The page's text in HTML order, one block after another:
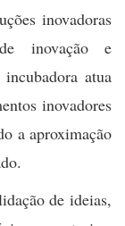
inovadoras
inovação e
atua
inovadores
a aproximação
de ideias,